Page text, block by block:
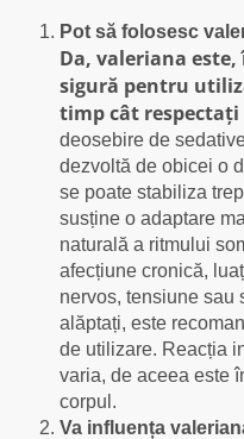
Pot să folosesc
Da, valeriana
sigură pentru
timp cât respectați
deosebire de
dezvoltă de obicei o
se poate stabiliza
susține o adaptare
naturală a ritmului
afecțiune cronică,
nervos, tensiune sau
alăptați, este
de utilizare. Reacția
varia, de aceea este
corpul.
Va influența